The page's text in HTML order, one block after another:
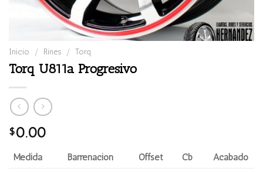
Inicio / Rines / Torq
Torq U811a Progresivo
$0.00
Medida Barrenación Offset Cb
Acabado